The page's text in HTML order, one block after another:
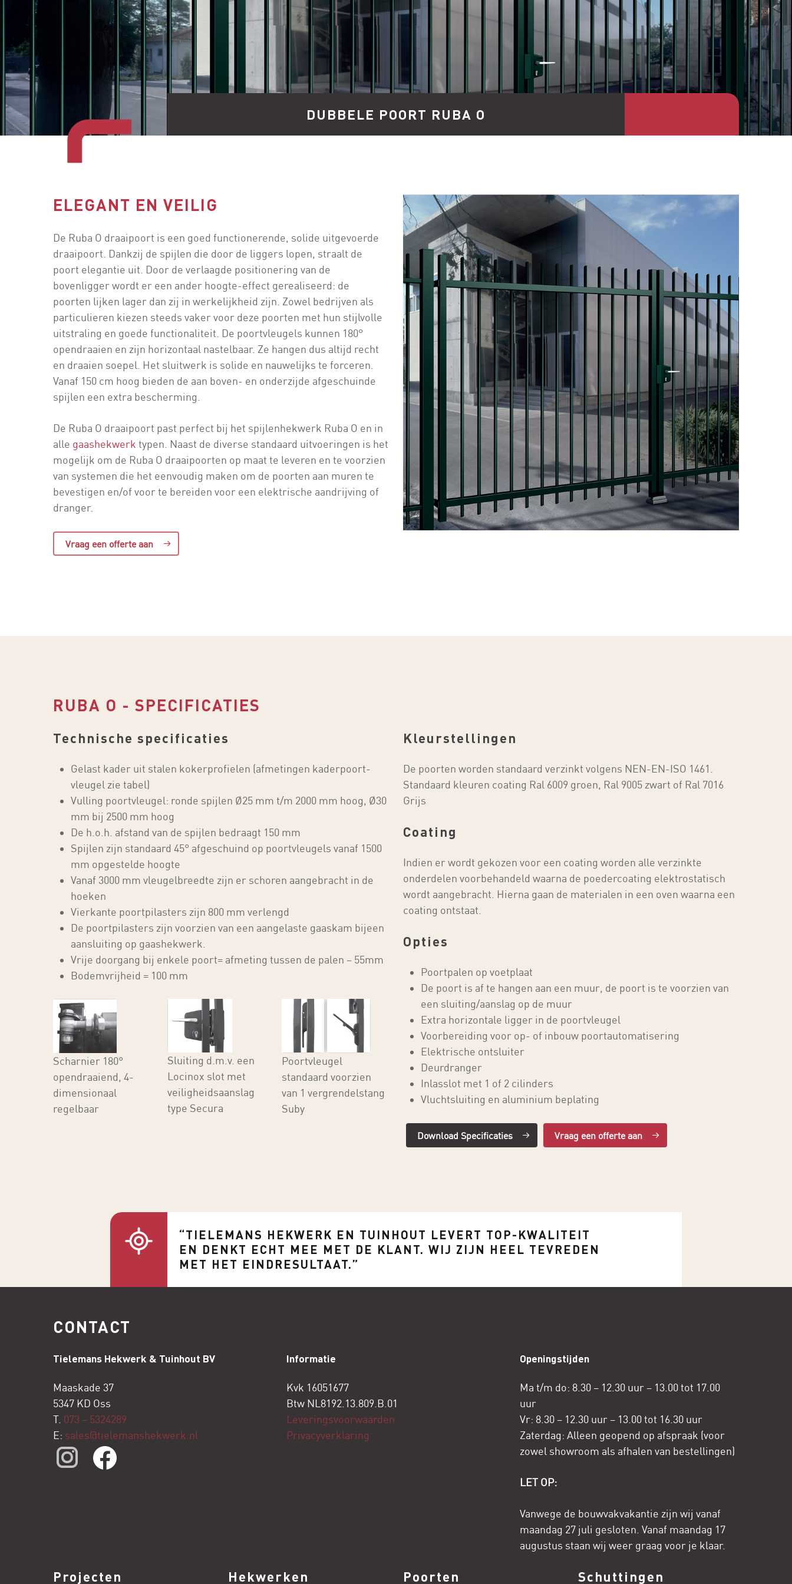
DUBBELE POORT RUBA O
ELEGANT EN VEILIG
De Ruba O draaipoort is een goed functionerende, solide uitgevoerde
draaipoort. Dankzij de spijlen die door de liggers lopen, straalt de
poort elegantie uit. Door de verlaagde positionering van de
bovenligger wordt er een ander hoogte-effect gerealiseerd: de
poorten lijken lager dan zij in werkelijkheid zijn. Zowel bedrijven als
particulieren kiezen steeds vaker voor deze poorten met hun stijlvolle
uitstraling en goede functionaliteit. De poortvleugels kunnen 180°
opendraaien en zijn horizontaal nastelbaar. Ze hangen dus altijd recht
en draaien soepel. Het sluitwerk is solide en nauwelijks te forceren.
Vanaf 150 cm hoog bieden de aan boven- en onderzijde afgeschuinde
spijlen een extra bescherming.
De Ruba O draaipoort past perfect bij het spijlenhekwerk Ruba O en in
alle gaashekwerk typen. Naast de diverse standaard uitvoeringen is het
mogelijk om de Ruba O draaipoorten op maat te leveren en te voorzien
van systemen die het eenvoudig maken om de poorten aan muren te
bevestigen en/of voor te bereiden voor een elektrische aandrijving of
dranger.
Vraag een offerte aan
RUBA O - SPECIFICATIES
Technische specificaties
Gelast kader uit stalen kokerprofielen (afmetingen kaderpoort-
vleugel zie tabel)
Vulling poortvleugel: ronde spijlen Ø25 mm t/m 2000 mm hoog, Ø30
mm bij 2500 mm hoog
De h.o.h. afstand van de spijlen bedraagt 150 mm
Spijlen zijn standaard 45° afgeschuind op poortvleugels vanaf 1500
mm opgestelde hoogte
Vanaf 3000 mm vleugelbreedte zijn er schoren aangebracht in de
hoeken
Vierkante poortpilasters zijn 800 mm verlengd
De poortpilasters zijn voorzien van een aangelaste gaaskam bijeen
aansluiting op gaashekwerk.
Vrije doorgang bij enkele poort= afmeting tussen de palen – 55mm
Bodemvrijheid = 100 mm
Scharnier 180°
opendraaiend, 4-
dimensionaal
regelbaar
Sluiting d.m.v. een
Locinox slot met
veiligheidsaanslag
type Secura
Poortvleugel
standaard voorzien
van 1 vergrendelstang
Suby
Kleurstellingen
De poorten worden standaard verzinkt volgens NEN-EN-ISO 1461.
Standaard kleuren coating Ral 6009 groen, Ral 9005 zwart of Ral 7016
Grijs
Coating
Indien er wordt gekozen voor een coating worden alle verzinkte
onderdelen voorbehandeld waarna de poedercoating elektrostatisch
wordt aangebracht. Hierna gaan de materialen in een oven waarna een
coating ontstaat.
Opties
Poortpalen op voetplaat
De poort is af te hangen aan een muur, de poort is te voorzien van
een sluiting/aanslag op de muur
Extra horizontale ligger in de poortvleugel
Voorbereiding voor op- of inbouw poortautomatisering
Elektrische ontsluiter
Deurdranger
Inlasslot met 1 of 2 cilinders
Vluchtsluiting en aluminium beplating
Download Specificaties Vraag een offerte aan
“TIELEMANS HEKWERK EN TUINHOUT LEVERT TOP-KWALITEIT
EN DENKT ECHT MEE MET DE KLANT. WIJ ZIJN HEEL TEVREDEN
MET HET EINDRESULTAAT.”
CONTACT
Tielemans Hekwerk & Tuinhout BV
Maaskade 37
5347 KD Oss
T. 073 – 5324289
E: sales@tielemanshekwerk.nl
Informatie
Kvk 16051677
Btw NL8192.13.809.B.01
Leveringsvoorwaarden
Privacyverklaring
Openingstijden
Ma t/m do: 8.30 – 12.30 uur – 13.00 tot 17.00
uur
Vr: 8.30 – 12.30 uur – 13.00 tot 16.30 uur
Zaterdag: Alleen geopend op afspraak (voor
zowel showroom als afhalen van bestellingen)
LET OP:
Vanwege de bouwvakvakantie zijn wij vanaf
maandag 27 juli gesloten. Vanaf maandag 17
augustus staan wij weer graag voor je klaar.
Projecten Hekwerken Poorten Schuttingen